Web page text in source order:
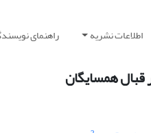
اطلاعات نشریه راهنمای
قبال همسایگان